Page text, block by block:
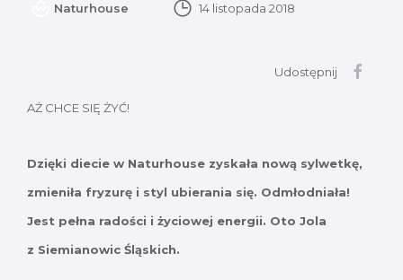
Naturhouse 14 listopada 2018
Udostępnij
AŻ CHCE SIĘ ŻYĆ!
Dzięki diecie w Naturhouse zyskała nową sylwetkę,
zmieniła fryzurę i styl ubierania się. Odmłodniała!
Jest pełna radości i życiowej energii. Oto Jola
z Siemianowic Śląskich.